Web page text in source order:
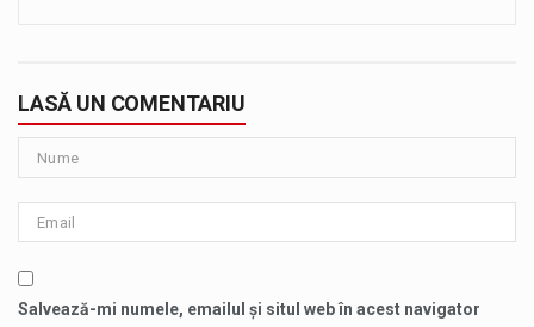
LASĂ UN COMENTARIU
Salvează-mi numele, emailul și situl web în acest navigator